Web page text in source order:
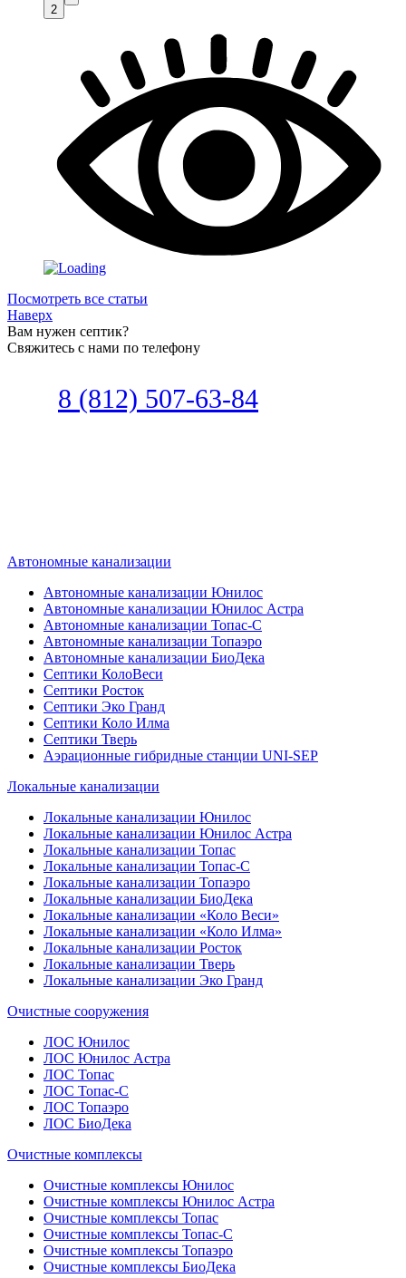
2
Посмотреть все статьи
Наверх
Вам нужен септик?
Свяжитесь с нами по телефону
8 (812) 507-63-84
Автономные канализации
Автономные канализации Юнилос
Автономные канализации Юнилос Астра
Автономные канализации Топас-С
Автономные канализации Топаэро
Автономные канализации БиоДека
Септики КолоВеси
Септики Росток
Септики Эко Гранд
Септики Коло Илма
Септики Тверь
Аэрационные гибридные станции UNI-SEP
Локальные канализации
Локальные канализации Юнилос
Локальные канализации Юнилос Астра
Локальные канализации Топас
Локальные канализации Топас-С
Локальные канализации Топаэро
Локальные канализации БиоДека
Локальные канализации «Коло Веси»
Локальные канализации «Коло Илма»
Локальные канализации Росток
Локальные канализации Тверь
Локальные канализации Эко Гранд
Очистные сооружения
ЛОС Юнилос
ЛОС Юнилос Астра
ЛОС Топас
ЛОС Топас-С
ЛОС Топаэро
ЛОС БиоДека
Очистные комплексы
Очистные комплексы Юнилос
Очистные комплексы Юнилос Астра
Очистные комплексы Топас
Очистные комплексы Топас-С
Очистные комплексы Топаэро
Очистные комплексы БиоДека